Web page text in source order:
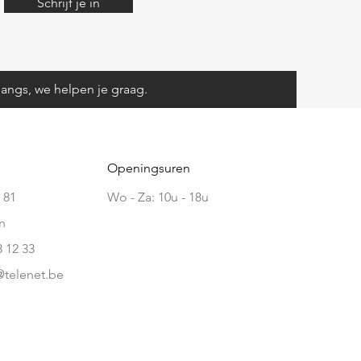
we helpen je graag.
12 33
Openingsuren
Wo - Za: 10u - 18u